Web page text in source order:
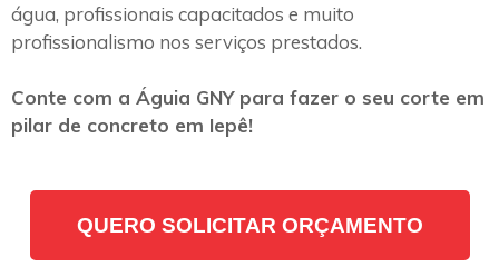
água, profissionais capacitados e muito
profissionalismo nos serviços prestados.
Conte com a Águia GNY para fazer o seu corte em
pilar de concreto em Iepê!
QUERO SOLICITAR ORÇAMENTO